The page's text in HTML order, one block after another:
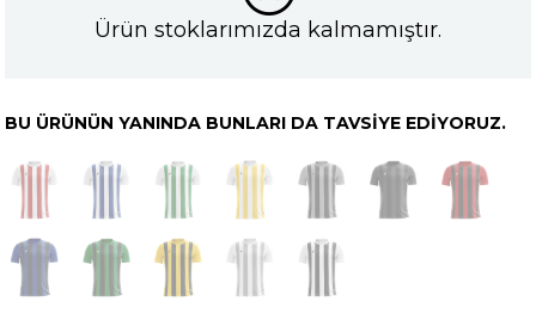
Ürün stoklarımızda kalmamıştır.
BU ÜRÜNÜN YANINDA BUNLARI DA TAVSIYE EDIYORUZ.